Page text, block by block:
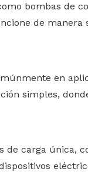
bombas de
de manera
en
simples,
de carga única,